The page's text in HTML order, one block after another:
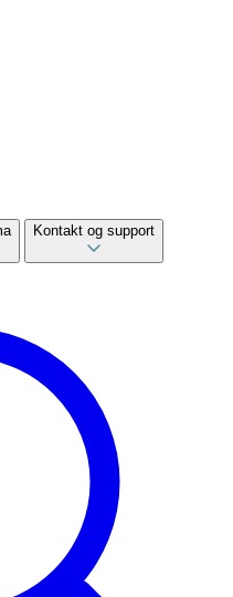
Kontakt og support